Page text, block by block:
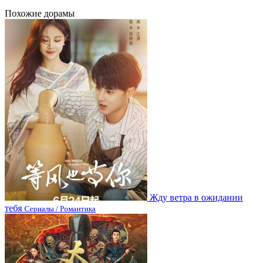
Похожие дорамы
Жду ветра в ожидании
тебя Сериалы / Романтика